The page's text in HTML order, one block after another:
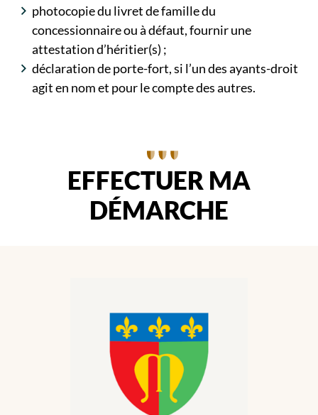
photocopie du livret de famille du
concessionnaire ou à défaut, fournir une
attestation d’héritier(s) ;
déclaration de porte-fort, si l’un des ayants-droit
agit en nom et pour le compte des autres.
EFFECTUER MA
DÉMARCHE